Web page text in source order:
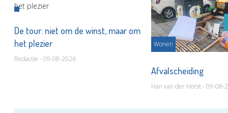
De tour: niet om de winst, maar om
het plezier
Redactie - 09-08-2026
Wonen
Afvalscheiding
Han van der Horst - 09-08-